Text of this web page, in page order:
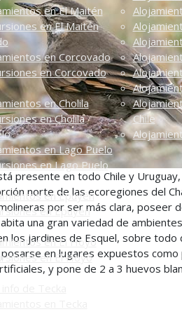
en El Maitén
en El Maitén
en Corcovado
en Corcovado
en Cholila
en Cholila
en Lago Puelo
en Lago Puelo
en Epuyén
en Epuyén
en El Hoyo
en El Hoyo
de Tecka
en Tecka
Chile
presente en todo Chile y
norte de las ecoregiones del
por ser más clara, poseer
una gran variedad de
los jardines de Esquel, sobre todo
en lugares expuestos
y pone de 2 a 3 huevos